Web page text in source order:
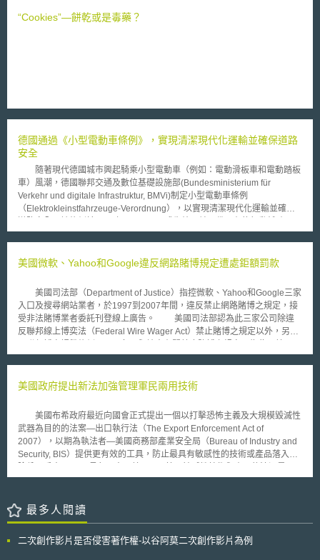
“Cookies”—餅乾或是毒藥？
德國通過《小型電動車條例》，實現清潔現代化運輸並確保道路
安全
隨著現代德國城市興起騎乘小型電動車（例如：電動滑板車和電動踏板
車）風潮，德國聯邦交通及數位基礎設施部(Bundesministerium für
Verkehr und digitale Infrastruktur, BMVi)制定小型電動車條例
（Elektrokleinstfahrzeuge-Verordnung），以實現清潔現代化運輸並確保
條例（Mobilitätshilfenverordnung），此外，德國聯邦車輛運輸管理局
由於歐洲議會及理事會通過的二輪或三輪和四輪車核可及市場監督規則
定行動輔助工具條例，以規範例如Segways的新型運輸工，然而隨著市場推
出更多新型小型電動車，原行動輔助工具條例已無法有效規範，因此制定小
型電動車條例，除將原本核可小型電動車納入適用外，而本條例所稱小型電
動車定義為第一，具備轉向或支撐桿；第二，最高時速設計6～20公里/小
時；第三，功率限制為500瓦（自動平衡運輸工具為1400瓦）；第四，最低
規範重點如下：（1）小型電動車須年滿14歲方能使用，但無須考取任何駕
可行駛於側車道，並禁止行駛於人行道或步行區，且不得於踏板上另搭載他
持謹慎駕駛以及酒駕規定須遵守相關規範;（4）保險部分，因小型電動車輛
屬於機械動力車輛，故必須投保，並將投保證明貼紙黏貼於車輛上。
另外，BMVi主張並支持小型電動車可攜帶上公共交通工具，然原則上，攜
帶小型電動車搭乘公共交通工具，受貨物運輸規範約束，應視電車及無軌電
車等固定路線動力車輛之一般條件及服務條例（BefBedV）第11條，或有關
運輸公司之特殊運輸條件規範個案判斷。
美國微軟、Yahoo和Google違反網路賭博規定遭處鉅額罰款
美國司法部（Department of Justice）指控微軟、Yahoo和Google三家
入口及搜尋網站業者，於1997到2007年間，違反禁止網路賭博之規定，接
受非法賭博業者委託刊登線上廣告。 美國司法部認為此三家公司除違
反聯邦線上博奕法（Federal Wire Wager Act）禁止賭博之規定以外，另違
稅局（Internal Revenue Service）和聯邦調查局亦介入此一案件之調查，
重大影響力，刊登線上賭博廣告之行為不僅違反法規事實明確，對於間接促
院進行實質審理前，三家公司已於2007年12月與司法部達成和解協議，同
意支付3150萬美元之罰金（折合台幣約10億元），並配合線上公益及宣導
賭博違法等義務。
美國政府提出新法加強管理軍民兩用技術
美國布希政府最近向國會正式提出一個以打擊恐怖主義及大規模毀滅性
武器為目的的法案—出口執行法（The Export Enforcement Act of
2007），以期為執法者—美國商務部產業安全局（Bureau of Industry and
Security, BIS）提供更有效的工具，防止最具有敏感性的技術或產品落入危
1979年制定的出口管理法（Export Administration Act），該法對軍民兩用
件，因此，布希政府除希望獲得國會重新就出口管理法予以授權外，也希望
可以有更強而有力的出口管理權限。不過行政部門迄今未得到國會就出口管
（International Emergency Economic Powers Act, IEEPA）行使出口管理
最多人閱讀
二次創作影片是否侵害著作權-以谷阿莫二次創作影片為例